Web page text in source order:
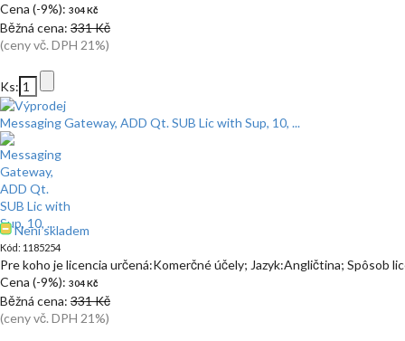
Cena (-9%): 304 Kč
Běžná cena: 331 Kč
(ceny vč. DPH 21%)
Ks:
Messaging Gateway, ADD Qt. SUB Lic with Sup, 10, ...
Není skladem
Kód: 1185254
Pre koho je licencia určená:Komerčné účely; Jazyk:Angličtina; Spôsob
Cena (-9%): 304 Kč
Běžná cena: 331 Kč
(ceny vč. DPH 21%)